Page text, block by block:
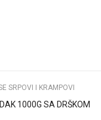
SRPOVI I KRAMPOVI
1000G SA DRŠKOM